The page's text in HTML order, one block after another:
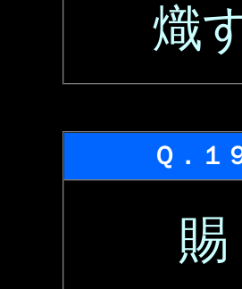
熾
Ｑ．１
賜